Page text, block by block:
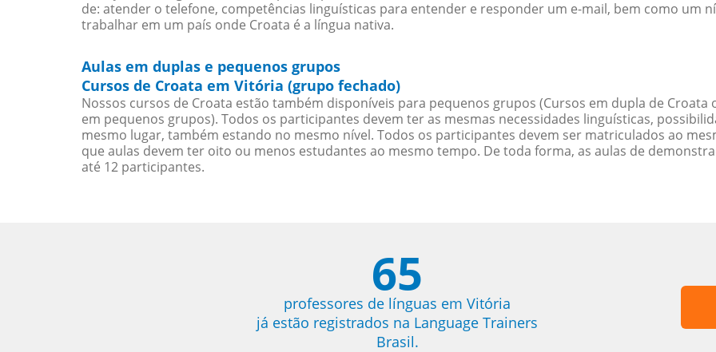
de: atender o telefone, competências linguísticas para entender e responder um e-mail, bem como um
trabalhar em um país onde Croata é a língua nativa.
Aulas em duplas e pequenos grupos
Cursos de Croata em Vitória (grupo fechado)
Nossos cursos de Croata estão também disponíveis para pequenos grupos (Cursos em dupla de
em pequenos grupos). Todos os participantes devem ter as mesmas necessidades linguísticas,
mesmo lugar, também estando no mesmo nível. Todos os participantes devem ser matriculados ao
que aulas devem ter oito ou menos estudantes ao mesmo tempo. De toda forma, as aulas de
até 12 participantes.
65
professores de línguas em Vitória
já estão registrados na Language Trainers
Brasil.